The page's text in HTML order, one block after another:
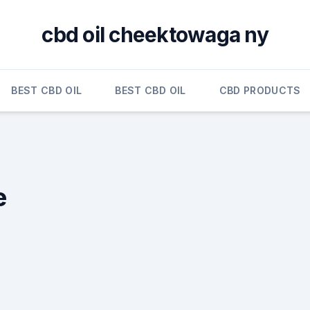
cbd oil cheektowaga ny
BEST CBD OIL BEST CBD OIL CBD PRODUCTS